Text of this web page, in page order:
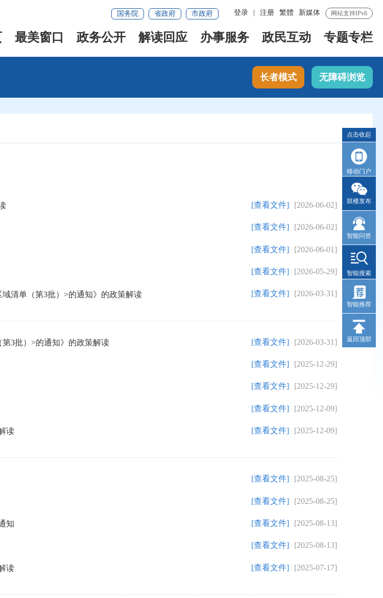
网站支持IPv6
新媒体
繁體
登录 注册
国务院 省政府 市政府
最美窗口 政务公开 解读回应 办事服务 政民互动 专题专栏
长者模式 无障碍浏览
[2026-06-02]
[查看文件]
[2026-06-02]
[查看文件]
[2026-06-01]
[查看文件]
[2026-05-29]
[查看文件]
[2026-03-31]
[查看文件]
清单（第3批）>的通知》的政策解读
[2026-03-31]
[查看文件]
3批）>的通知》的政策解读
[2025-12-29]
[查看文件]
[2025-12-29]
[查看文件]
[2025-12-09]
[查看文件]
[2025-12-09]
[查看文件]
读
[2025-08-25]
[查看文件]
[2025-08-25]
[查看文件]
[2025-08-13]
[查看文件]
知
[2025-08-13]
[查看文件]
[2025-07-17]
[查看文件]
读
点击收起
移动门户
鼓楼发布
智能问答
智能搜索
智能推荐
返回顶部